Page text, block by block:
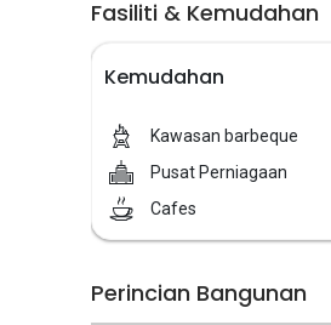
Fasiliti & Kemudahan
Kemudahan
Kawasan barbeque
Pusat Perniagaan
Cafes
Perincian Bangunan